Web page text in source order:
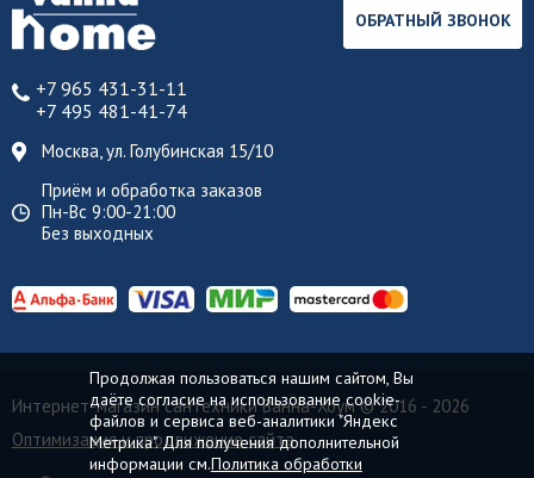
+7 965 431-31-11
+7 495 481-41-74
Москва, ул. Голубинская 15/10
Приём и обработка заказов
Пн-Вс 9:00-21:00
Без выходных
ОБРАТНЫЙ ЗВОНОК
Интернет-магазин сантехники Ванна-Хоум© 2016 - 2026
Оптимизация и продвижение сайта
Продолжая пользоваться нашим сайтом, Вы
даёте согласие на использование cookie-
файлов и сервиса веб-аналитики "Яндекс
Метрика". Для получения дополнительной
информации см.Политика обработки